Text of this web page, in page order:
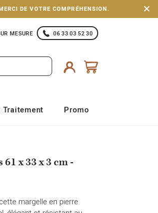
DE VOTRE COMPRÉHENSION.
MESURE 06 33 03 52 30
Traitement Promo
x 33 x 3 cm -
margelle en pierre